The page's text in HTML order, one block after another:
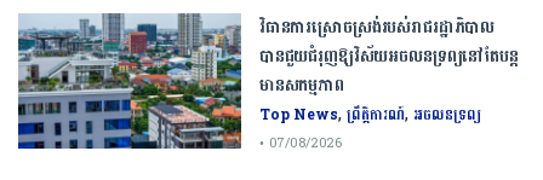
វិធានការស្រោចស្រង់របស់រាជរដ្ឋាភិបាល​
បាន​ជួយ​ជំរុញឱ្យវិស័យ​អចលនទ្រព្យនៅតែបន្ត​
មានសកម្មភាព
Top News,ព្រឹត្តិការណ៍, អចលនទ្រព្យ
• 07/08/2026